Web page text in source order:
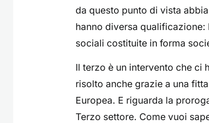
da questo punto di vista
hanno diversa
sociali costituite in forma
Il terzo è un intervento che ci
risolto anche grazie a una
Europea. E riguarda la
Terzo settore. Come vuoi